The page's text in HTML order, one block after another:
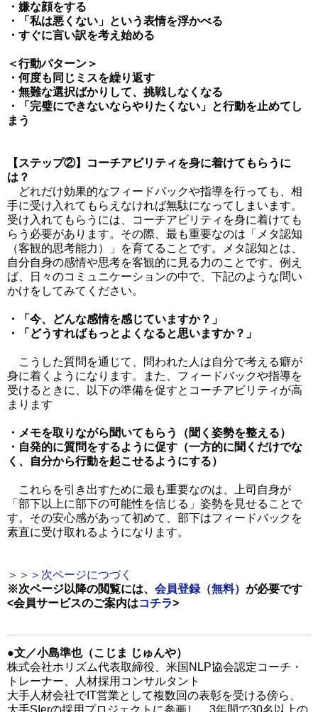
・嫌な顔をする
・「私は悪くない」という表情を浮かべる
・すぐに言い訳を考え始める
＜行動パターン＞
・何度も同じミスを繰り返す
・無難な選択ばかりして、挑戦しなくなる
・「完璧にできないならやりたくない」と行動を止めてし
まう
【ステップ②】コーチアビリティを身に着けてもらうに
は？
どれだけ効果的なフィードバックや指導を行っても、相
手に受け入れてもらえなければ無駄になってしまいます。
受け入れてもらうには、コーチアビリティを身に着けても
らう必要があります。その際、最も重要なのは「メタ認知
（客観的思考能力）」を育てることです。メタ認知とは、
自分自身の感情や思考を客観的に見る力のことです。例え
ば、日々のコミュニケーションの中で、下記のような問い
かけをしてみてください。
・「今、どんな感情を感じていますか？」
・「どうすればもっとよくなると思いますか？」
こうした質問を通じて、問われた人は自分で考える癖が
身に着くようになります。また、フィードバックや指導を
受けるときに、以下の準備を促すとコーチアビリティが高
まります
・メモを取りながら聞いてもらう（聞く姿勢を整える）
・自発的に質問をするように促す（一方的に聞くだけでな
く、自分から行動を起こせるようにする）
これらを引き出すために最も重要なのは、上司自身が
「部下以上に部下の可能性を信じる」姿勢を見せることで
す。その安心感があって初めて、部下はフィードバックを
素直に受け取れるようになります。
＞＞＞次ページにつづく
※次ページ以降の閲覧には、 会員登録（無料） が必要です
<会員サービスのご案内はコチラ>
●文／小島準也（こじま じゅんや）
株式会社ホリズム代表取締役、米国NLP協会認定コーチ・
トレーナー、人材採用コンサルタント
大手人材会社でIT営業として複数回の表彰を受ける傍ら、
大手SIerの採用プロジェクトに参画し、3年間で30名以上の